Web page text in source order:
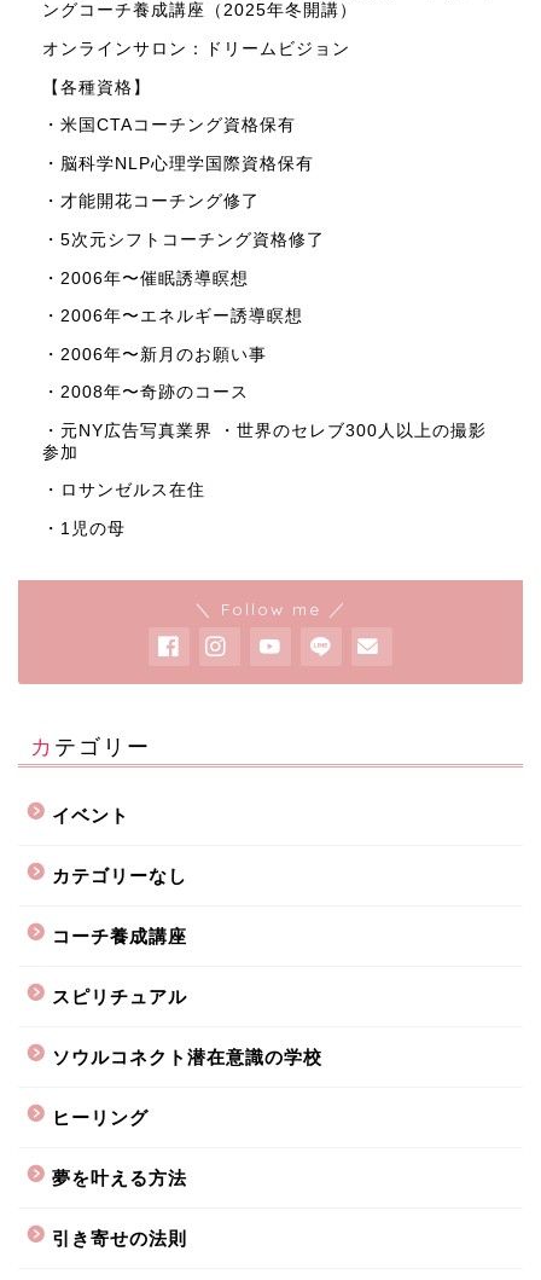
ングコーチ養成講座（2025年冬開講）
オンラインサロン：ドリームビジョン
【各種資格】
・米国CTAコーチング資格保有
・脳科学NLP心理学国際資格保有
・才能開花コーチング修了
・5次元シフトコーチング資格修了
・2006年〜催眠誘導瞑想
・2006年〜エネルギー誘導瞑想
・2006年〜新月のお願い事
・2008年〜奇跡のコース
・元NY広告写真業界 ・世界のセレブ300人以上の撮影
参加
・ロサンゼルス在住
・1児の母
＼ Follow me ／
カテゴリー
イベント
カテゴリーなし
コーチ養成講座
スピリチュアル
ソウルコネクト潜在意識の学校
ヒーリング
夢を叶える方法
引き寄せの法則